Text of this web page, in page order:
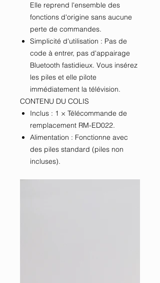
Elle reprend l'ensemble des
fonctions d'origine sans aucune
perte de commandes.
Simplicité d'utilisation : Pas de
code à entrer, pas d'appairage
Bluetooth fastidieux. Vous insérez
les piles et elle pilote
immédiatement la télévision.
CONTENU DU COLIS
Inclus : 1 × Télécommande de
remplacement RM-ED022.
Alimentation : Fonctionne avec
des piles standard (piles non
incluses).